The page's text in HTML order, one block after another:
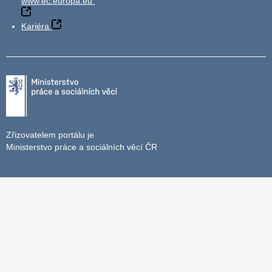
Kariéra
Zřizovatelem portálu je
Ministerstvo práce a sociálních věcí ČR